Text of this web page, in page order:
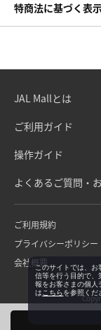
特商法に基づく表
JAL Mallとは
ご利用ガイド
操作ガイド
よくあるご質問・
ご利用規約
プライバシーポリシー
会社概要このサイトでは、
信等を行う目的で、
報をお客さまの個人
は こちらを参照くだ